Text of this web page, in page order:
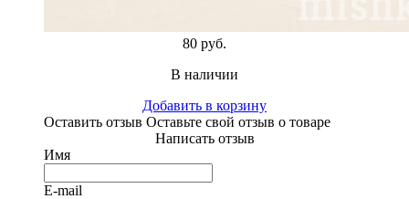
80 руб.
В наличии
Добавить в корзину
Оставить отзыв Оставьте свой отзыв о товаре
Написать отзыв
Имя
E-mail